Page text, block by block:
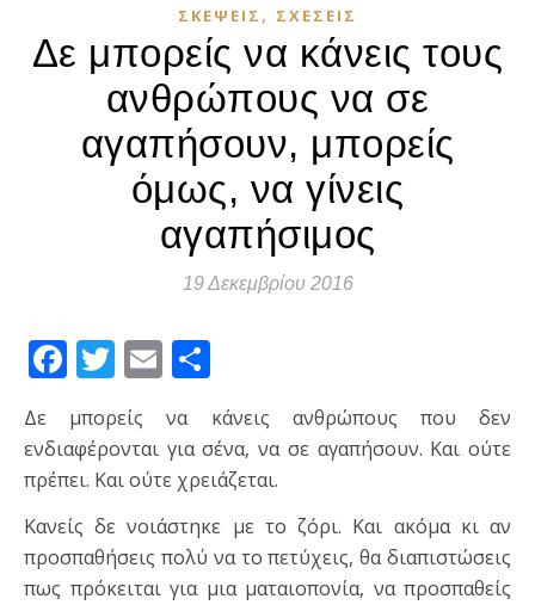
ΣΚΈΨΕΙΣ , ΣΧΈΣΕΙΣ
Δε μπορείς να κάνεις τους
ανθρώπους να σε
αγαπήσουν, μπορείς
όμως, να γίνεις
αγαπήσιμος
19 Δεκεμβρίου 2016
Facebook
Twitter
Email
Δε μπορείς να κάνεις ανθρώπους που δεν
ενδιαφέρονται για σένα, να σε αγαπήσουν. Και ούτε
πρέπει. Και ούτε χρειάζεται.
Κανείς δε νοιάστηκε με το ζόρι. Και ακόμα κι αν
προσπαθήσεις πολύ να το πετύχεις, θα διαπιστώσεις
πως πρόκειται για μια ματαιοπονία, να προσπαθείς